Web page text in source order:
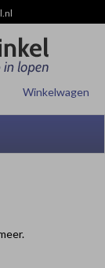
Winkelwagen